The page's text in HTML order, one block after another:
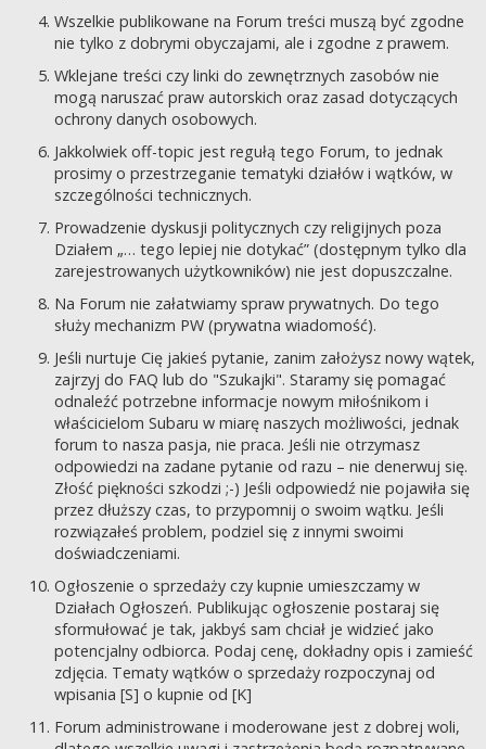
Wszelkie publikowane na Forum treści muszą być zgodne
nie tylko z dobrymi obyczajami, ale i zgodne z prawem.
Wklejane treści czy linki do zewnętrznych zasobów nie
mogą naruszać praw autorskich oraz zasad dotyczących
ochrony danych osobowych.
Jakkolwiek off-topic jest regułą tego Forum, to jednak
prosimy o przestrzeganie tematyki działów i wątków, w
szczególności technicznych.
Prowadzenie dyskusji politycznych czy religijnych poza
Działem „… tego lepiej nie dotykać” (dostępnym tylko dla
zarejestrowanych użytkowników) nie jest dopuszczalne.
Na Forum nie załatwiamy spraw prywatnych. Do tego
służy mechanizm PW (prywatna wiadomość).
Jeśli nurtuje Cię jakieś pytanie, zanim założysz nowy wątek,
zajrzyj do FAQ lub do "Szukajki". Staramy się pomagać
odnaleźć potrzebne informacje nowym miłośnikom i
właścicielom Subaru w miarę naszych możliwości, jednak
forum to nasza pasja, nie praca. Jeśli nie otrzymasz
odpowiedzi na zadane pytanie od razu – nie denerwuj się.
Złość piękności szkodzi ;-) Jeśli odpowiedź nie pojawiła się
przez dłuższy czas, to przypomnij o swoim wątku. Jeśli
rozwiązałeś problem, podziel się z innymi swoimi
doświadczeniami.
Ogłoszenie o sprzedaży czy kupnie umieszczamy w
Działach Ogłoszeń. Publikując ogłoszenie postaraj się
sformułować je tak, jakbyś sam chciał je widzieć jako
potencjalny odbiorca. Podaj cenę, dokładny opis i zamieść
zdjęcia. Tematy wątków o sprzedaży rozpoczynaj od
wpisania [S] o kupnie od [K]
Forum administrowane i moderowane jest z dobrej woli,